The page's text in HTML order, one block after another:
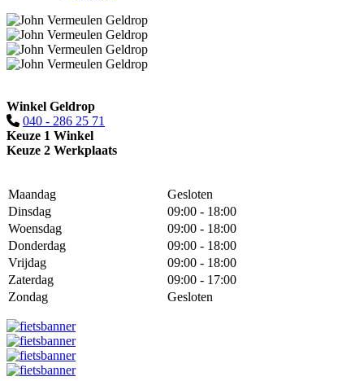
Winkel Geldrop
040 - 286 25 71
Keuze 1 Winkel
Keuze 2 Werkplaats
Maandag
Gesloten
Dinsdag
09:00 - 18:00
Woensdag
09:00 - 18:00
Donderdag
09:00 - 18:00
Vrijdag
09:00 - 18:00
Zaterdag
09:00 - 17:00
Zondag
Gesloten